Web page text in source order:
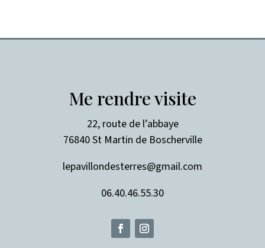
Me rendre visite
22, route de l’abbaye
76840 St Martin de Boscherville
lepavillondesterres@gmail.com
06.40.46.55.30